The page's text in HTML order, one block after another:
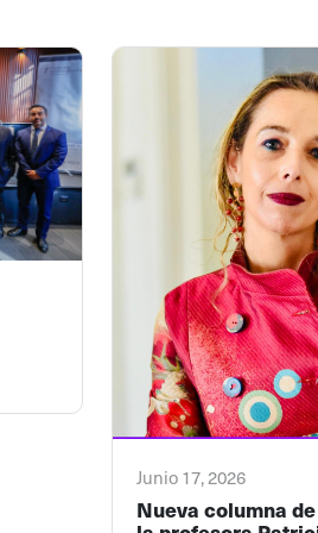
Junio 17, 2026
Nueva columna